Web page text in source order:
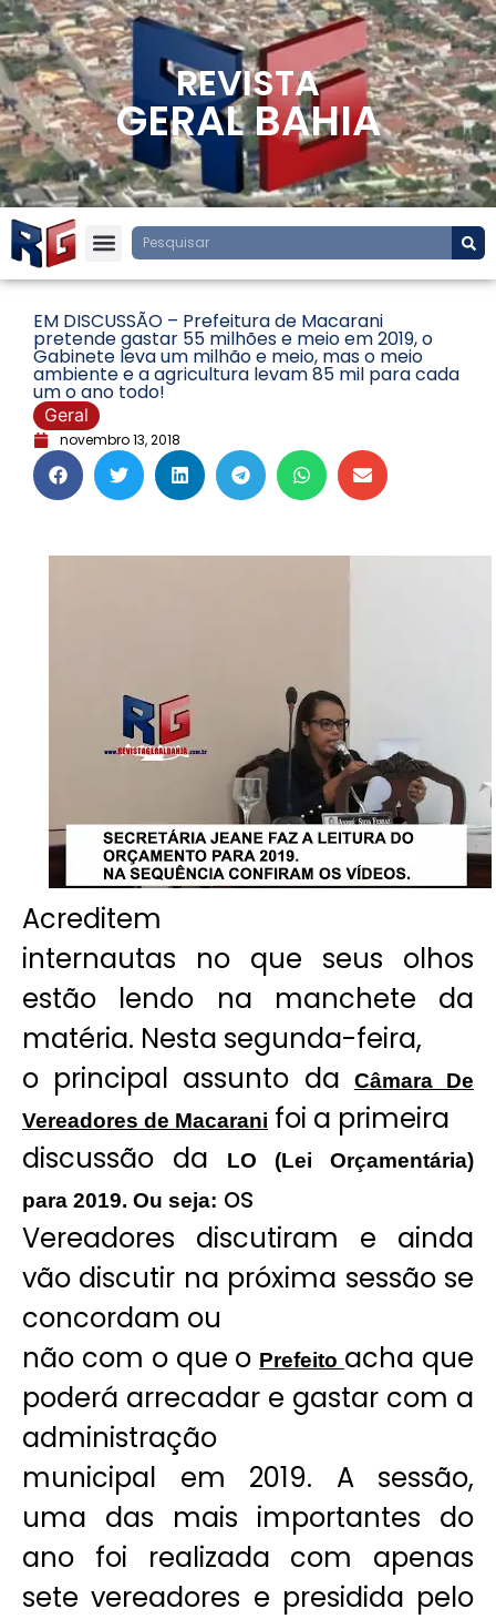
REVISTA
GERAL BAHIA
EM DISCUSSÃO – Prefeitura de Macarani
pretende gastar 55 milhões e meio em 2019, o
Gabinete leva um milhão e meio, mas o meio
ambiente e a agricultura levam 85 mil para cada
um o ano todo!
Geral
novembro 13, 2018
Acreditem
internautas no que seus olhos
estão lendo na manchete da
matéria. Nesta segunda-feira,
o principal assunto da
Câmara De
Vereadores de Macarani foi a primeira
discussão da
LO (Lei Orçamentária)
para 2019. Ou seja: os
Vereadores discutiram e ainda
vão discutir na próxima sessão se
concordam ou
não com o que o Prefeito acha que
poderá arrecadar e gastar com a
administração
municipal em 2019. A sessão,
uma das mais importantes do
ano foi realizada com apenas
sete vereadores e presidida pelo